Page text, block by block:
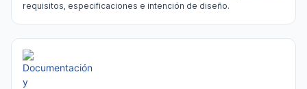
requisitos, especificaciones e intención de diseño.